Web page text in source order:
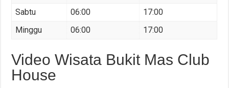
Sabtu
06:00
17:00
Minggu
06:00 17:00
Video Wisata Bukit Mas Club
House